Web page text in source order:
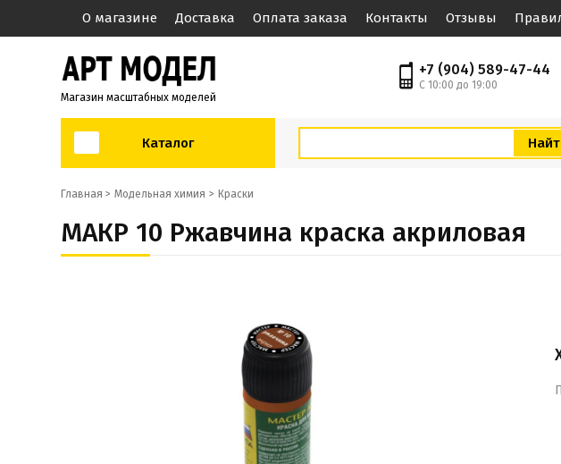
О магазине Доставка Оплата заказа Контакты Отзывы
Магазин масштабных моделей
+7 (904) 589-47-44
С 10:00 до 19:00
Каталог
Главная > Модельная химия Краски
МАКР 10 Ржавчина краска акриловая